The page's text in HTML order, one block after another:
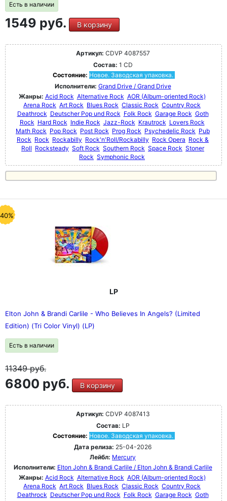
Есть в наличии
1549 руб. В корзину
Артикул: CDVP 4087557
Состав: 1 CD
Состояние: Новое. Заводская упаковка.
Исполнители: Grand Drive / Grand Drive
Жанры: Acid Rock Alternative Rock AOR (Album-oriented Rock)
Arena Rock Art Rock Blues Rock Classic Rock Country Rock
Deathrock Deutscher Pop und Rock Folk Rock Garage Rock Goth
Rock Hard Rock Indie Rock Jazz-Rock Krautrock Lovers Rock
Math Rock Pop Rock Post Rock Prog Rock Psychedelic Rock Pub
Rock Rock Rockabilly Rock'n'Roll/Rockabilly Rock Opera Rock &
Roll Rocksteady Soft Rock Southern Rock Space Rock Stoner
Rock Symphonic Rock
LP
Elton John & Brandi Carlile - Who Believes In Angels? (Limited
Edition) (Tri Color Vinyl) (LP)
Есть в наличии
11349руб.
6800 руб. В корзину
Артикул: CDVP 4087413
Состав: LP
Состояние: Новое. Заводская упаковка.
Дата релиза: 25-04-2026
Лейбл: Mercury
Исполнители: Elton John & Brandi Carlile / Elton John & Brandi Carlile
Жанры: Acid Rock Alternative Rock AOR (Album-oriented Rock)
Arena Rock Art Rock Blues Rock Classic Rock Country Rock
Deathrock Deutscher Pop und Rock Folk Rock Garage Rock Goth